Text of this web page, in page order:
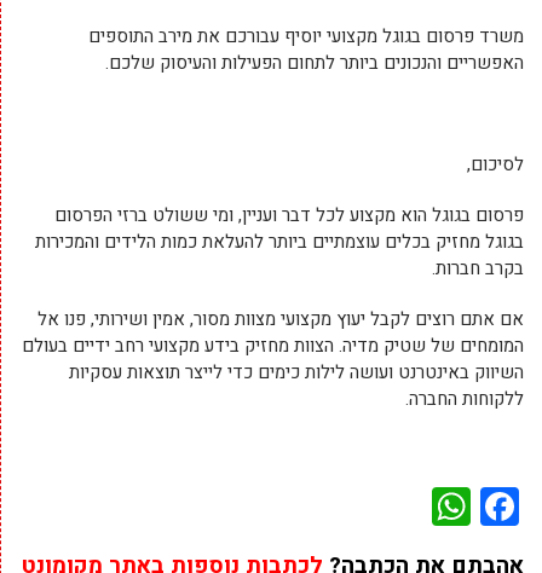
משרד פרסום בגוגל מקצועי יוסיף עבורכם את מירב התוספים
האפשריים והנכונים ביותר לתחום הפעילות והעיסוק שלכם.
לסיכום,
פרסום בגוגל הוא מקצוע לכל דבר ועניין, ומי ששולט ברזי הפרסום
בגוגל מחזיק בכלים עוצמתיים ביותר להעלאת כמות הלידים והמכירות
בקרב חברות.
אם אתם רוצים לקבל יעוץ מקצועי מצוות מסור, אמין ושירותי, פנו אל
המומחים של שטיק מדיה. הצוות מחזיק בידע מקצועי רחב ידיים בעולם
השיווק באינטרנט ועושה לילות כימים כדי לייצר תוצאות עסקיות
ללקוחות החברה.
Facebook
אהבתם את הכתבה? לכתבות נוספות באתר מקומונט